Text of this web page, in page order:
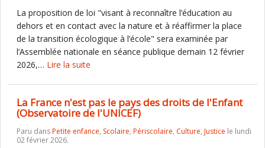
La proposition de loi "visant à reconnaître l’éducation au
dehors et en contact avec la nature et à réaffirmer la place
de la transition écologique à l’école" sera examinée par
l’Assemblée nationale en séance publique demain 12 février
2026,… Lire la suite
La France n'est pas le pays des droits de l'Enfant
(Observatoire de l'UNICEF)
Paru dansPetite enfance, Scolaire, Périscolaire, Culture, Justice le lundi
02 février 2026.